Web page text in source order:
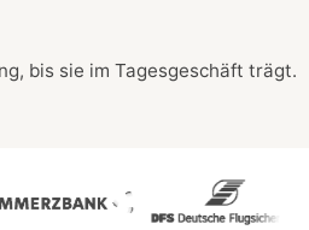
bis sie im Tagesgeschäft trägt.